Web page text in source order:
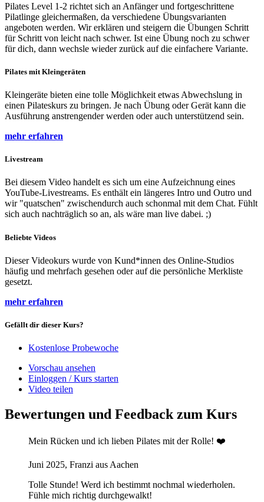
Pilates Level 1-2 richtet sich an Anfänger und fortgeschrittene
Pilatlinge gleichermaßen, da verschiedene Übungsvarianten
angeboten werden. Wir erklären und steigern die Übungen Schritt
für Schritt von leicht nach schwer. Ist eine Übung noch zu schwer
für dich, dann wechsle wieder zurück auf die einfachere Variante.
Pilates mit Kleingeräten
Kleingeräte bieten eine tolle Möglichkeit etwas Abwechslung in
einen Pilateskurs zu bringen. Je nach Übung oder Gerät kann die
Ausführung anstrengender werden oder auch unterstützend sein.
mehr erfahren
Livestream
Bei diesem Video handelt es sich um eine Aufzeichnung eines
YouTube-Livestreams. Es enthält ein längeres Intro und Outro und
wir "quatschen" zwischendurch auch schonmal mit dem Chat. Fühlt
sich auch nachträglich so an, als wäre man live dabei. ;)
Beliebte Videos
Dieser Videokurs wurde von Kund*innen des Online-Studios
häufig und mehrfach gesehen oder auf die persönliche Merkliste
gesetzt.
mehr erfahren
Gefällt dir dieser Kurs?
Kostenlose Probewoche
Vorschau ansehen
Einloggen / Kurs starten
Video teilen
Bewertungen und Feedback zum Kurs
Mein Rücken und ich lieben Pilates mit der Rolle! ❤️
Juni 2025, Franzi aus Aachen
Tolle Stunde! Werd ich bestimmt nochmal wiederholen.
Fühle mich richtig durchgewalkt!